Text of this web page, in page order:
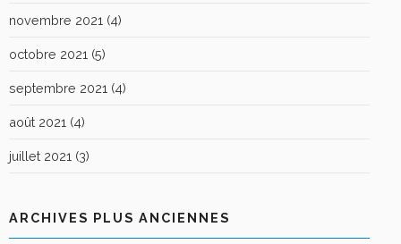
novembre 2021 (4)
octobre 2021 (5)
septembre 2021 (4)
août 2021 (4)
juillet 2021 (3)
ARCHIVES PLUS ANCIENNES